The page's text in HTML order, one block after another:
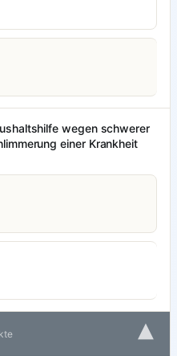
wegen schwerer
einer Krankheit
▾